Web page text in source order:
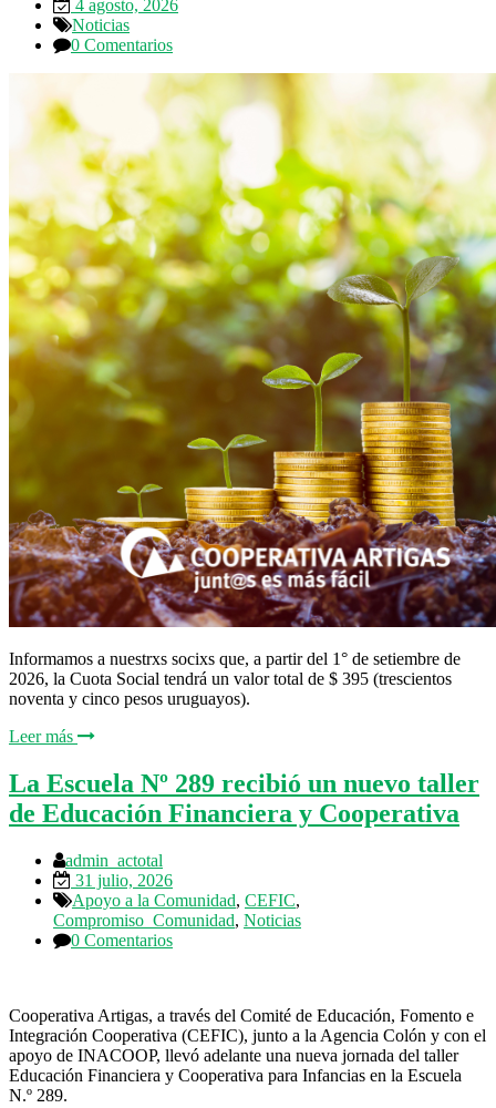
4 agosto, 2026
Noticias
0 Comentarios
Informamos a nuestrxs socixs que, a partir del 1° de setiembre de
2026, la Cuota Social tendrá un valor total de $ 395 (trescientos
noventa y cinco pesos uruguayos).
Leer más
La Escuela Nº 289 recibió un nuevo taller
de Educación Financiera y Cooperativa
admin_actotal
31 julio, 2026
Apoyo a la Comunidad, CEFIC,
Compromiso_Comunidad, Noticias
0 Comentarios
Cooperativa Artigas, a través del Comité de Educación, Fomento e
Integración Cooperativa (CEFIC), junto a la Agencia Colón y con el
apoyo de INACOOP, llevó adelante una nueva jornada del taller
Educación Financiera y Cooperativa para Infancias en la Escuela
N.º 289.